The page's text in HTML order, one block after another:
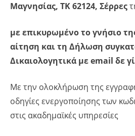
Μαγνησίας, ΤΚ 62124, Σέρρες
με επικυρωμένο το γνήσιο
αίτηση και τη Δήλωση
Δικαιολογητικά με email δε
Με την ολοκλήρωση της
οδηγίες ενεργοποίησης των
στις ακαδημαϊκές υπηρεσίες